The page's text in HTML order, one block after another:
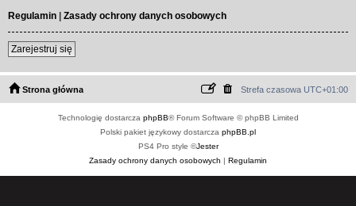
Regulamin | Zasady ochrony danych osobowych
Zarejestruj się
Strona główna Strefa czasowa UTC+01:00
Technologię dostarcza phpBB® Forum Software © phpBB Limited
Polski pakiet językowy dostarcza phpBB.pl
PS4 Pro style ©Jester
Zasady ochrony danych osobowych | Regulamin